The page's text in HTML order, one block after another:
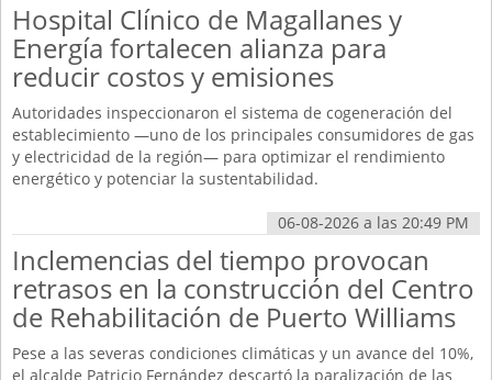
06-08-2026 a las 20:49 PM
Hospital Clínico de Magallanes y
Energía fortalecen alianza para
reducir costos y emisiones
Autoridades inspeccionaron el sistema de cogeneración del
establecimiento —uno de los principales consumidores de gas
y electricidad de la región— para optimizar el rendimiento
energético y potenciar la sustentabilidad.
Inclemencias del tiempo provocan
retrasos en la construcción del Centro
de Rehabilitación de Puerto Williams
Pese a las severas condiciones climáticas y un avance del 10%,
el alcalde Patricio Fernández descartó la paralización de las